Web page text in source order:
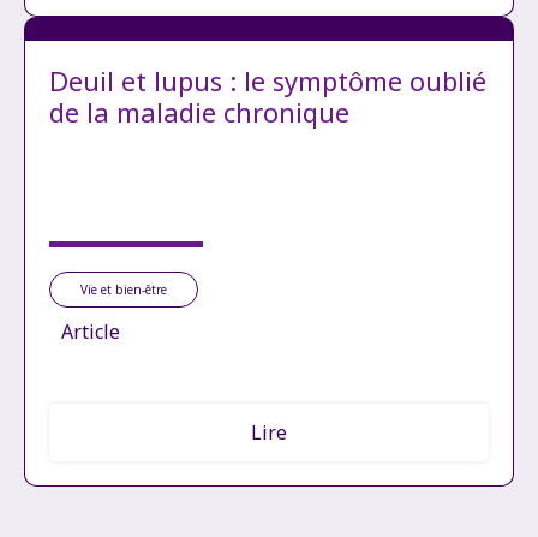
Deuil et lupus : le symptôme oublié
de la maladie chronique
Vie et bien-être
Article
Lire